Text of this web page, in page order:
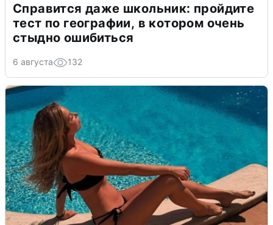
Справится даже школьник: пройдите
тест по географии, в котором очень
стыдно ошибиться
6 августа 132